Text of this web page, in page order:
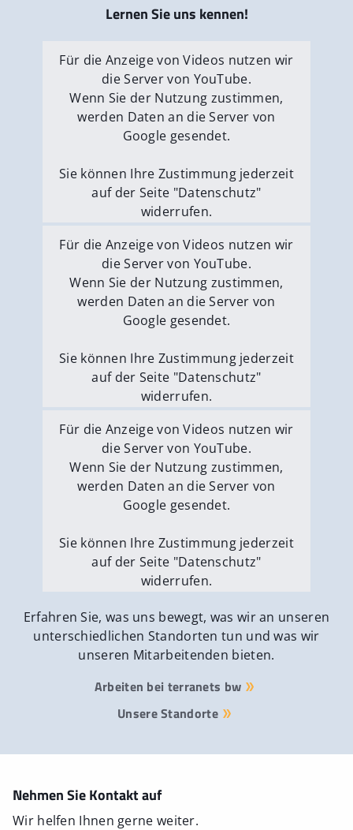
Lernen Sie uns kennen!
Für die Anzeige von Videos nutzen wir
die Server von YouTube.
Wenn Sie der Nutzung zustimmen,
werden Daten an die Server von
Google gesendet.
Sie können Ihre Zustimmung jederzeit
auf der Seite "Datenschutz"
widerrufen.
Externe Medien erlauben
Für die Anzeige von Videos nutzen wir
die Server von YouTube.
Wenn Sie der Nutzung zustimmen,
werden Daten an die Server von
Google gesendet.
Sie können Ihre Zustimmung jederzeit
auf der Seite "Datenschutz"
widerrufen.
Externe Medien erlauben
Für die Anzeige von Videos nutzen wir
die Server von YouTube.
Wenn Sie der Nutzung zustimmen,
werden Daten an die Server von
Google gesendet.
Sie können Ihre Zustimmung jederzeit
auf der Seite "Datenschutz"
widerrufen.
Externe Medien erlauben
Erfahren Sie, was uns bewegt, was wir an unseren
unterschiedlichen Standorten tun und was wir
unseren Mitarbeitenden bieten.
Arbeiten bei terranets bw
Unsere Standorte
Nehmen Sie Kontakt auf
Wir helfen Ihnen gerne weiter.